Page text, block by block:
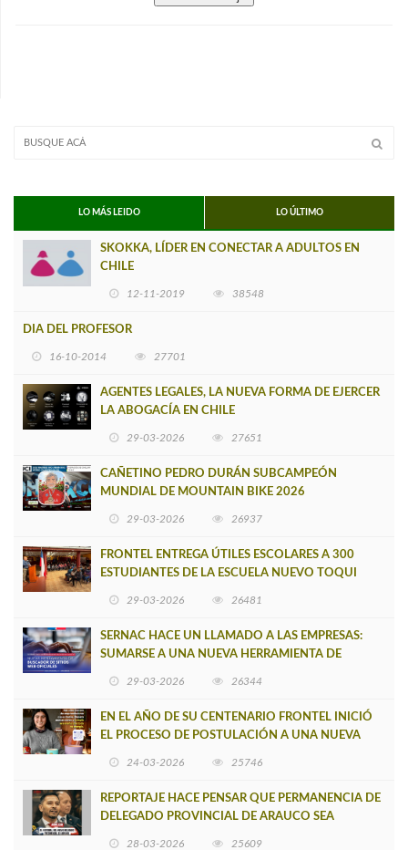
LO MÁS LEIDO LO ÚLTIMO
SKOKKA, LÍDER EN CONECTAR A ADULTOS EN
CHILE
12-11-2019 38548
DIA DEL PROFESOR
16-10-2014 27701
AGENTES LEGALES, LA NUEVA FORMA DE EJERCER
LA ABOGACÍA EN CHILE
29-03-2026 27651
CAÑETINO PEDRO DURÁN SUBCAMPEÓN
MUNDIAL DE MOUNTAIN BIKE 2026
29-03-2026 26937
FRONTEL ENTREGA ÚTILES ESCOLARES A 300
ESTUDIANTES DE LA ESCUELA NUEVO TOQUI
29-03-2026 26481
SERNAC HACE UN LLAMADO A LAS EMPRESAS:
SUMARSE A UNA NUEVA HERRAMIENTA DE
29-03-2026 26344
EN EL AÑO DE SU CENTENARIO FRONTEL INICIÓ
EL PROCESO DE POSTULACIÓN A UNA NUEVA
24-03-2026 25746
REPORTAJE HACE PENSAR QUE PERMANENCIA DE
DELEGADO PROVINCIAL DE ARAUCO SEA
28-03-2026 25609